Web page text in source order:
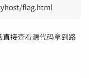
flag.html
接查看源代码拿到路